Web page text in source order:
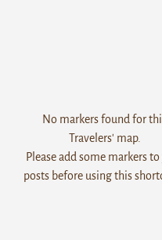
No markers found for
Travelers' map.
Please add some markers
posts before using this